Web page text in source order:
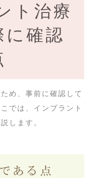
ト治療
に確認
め、事前に確認して
では、インプラント
します。
ある点